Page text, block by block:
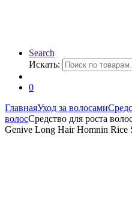
Search
Искать:
0
ГлавнаяУход за волосами
волосСредство для роста
Genive Long Hair Homnin Rice